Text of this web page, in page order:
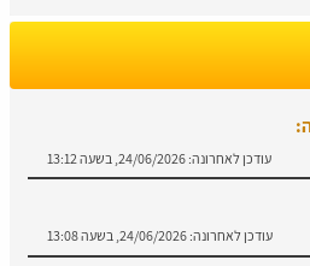
עודכן לאחרונה: 24/06/2026, בשעה 13:12
עודכן לאחרונה: 24/06/2026, בשעה 13:08